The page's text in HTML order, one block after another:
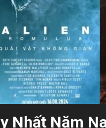
Nhất Năm